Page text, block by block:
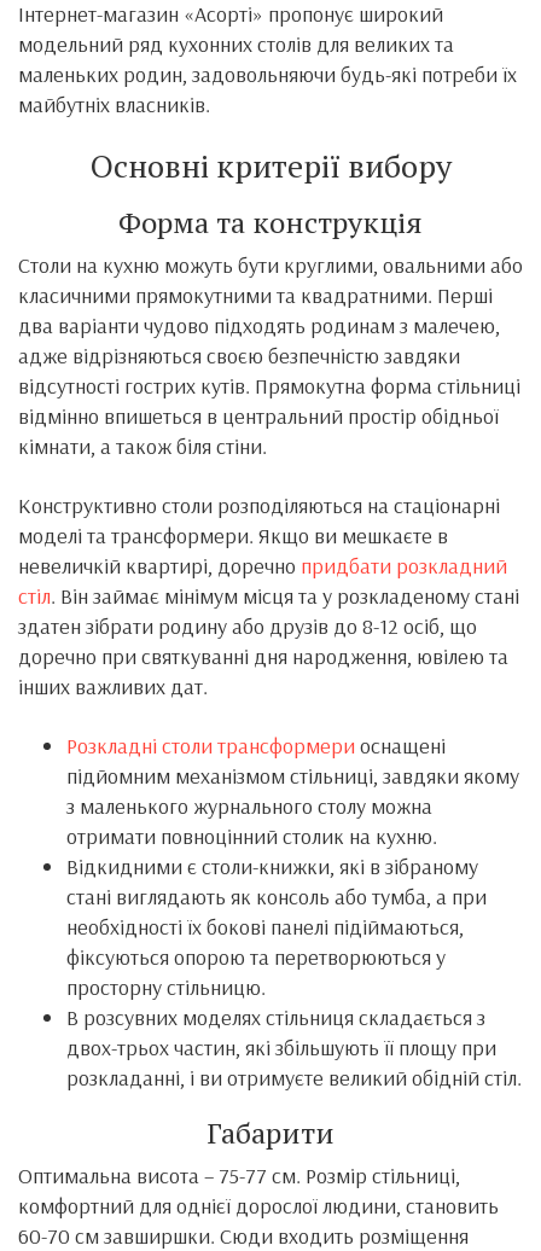
Інтернет-магазин «Асорті» пропонує широкий
модельний ряд кухонних столів для великих та
маленьких родин, задовольняючи будь-які потреби їх
майбутніх власників.
Основні критерії вибору
Форма та конструкція
Столи на кухню можуть бути круглими, овальними або
класичними прямокутними та квадратними. Перші
два варіанти чудово підходять родинам з малечею,
адже відрізняються своєю безпечністю завдяки
відсутності гострих кутів. Прямокутна форма стільниці
відмінно впишеться в центральний простір обідньої
кімнати, а також біля стіни.
Конструктивно столи розподіляються на стаціонарні
моделі та трансформери. Якщо ви мешкаєте в
невеличкій квартирі, доречно придбати розкладний
стіл. Він займає мінімум місця та у розкладеному стані
здатен зібрати родину або друзів до 8-12 осіб, що
доречно при святкуванні дня народження, ювілею та
інших важливих дат.
Розкладні столи трансформери оснащені
підйомним механізмом стільниці, завдяки якому
з маленького журнального столу можна
отримати повноцінний столик на кухню.
Відкидними є столи-книжки, які в зібраному
стані виглядають як консоль або тумба, а при
необхідності їх бокові панелі підіймаються,
фіксуються опорою та перетворюються у
просторну стільницю.
В розсувних моделях стільниця складається з
двох-трьох частин, які збільшують її площу при
розкладанні, і ви отримуєте великий обідній стіл.
Габарити
Оптимальна висота – 75-77 см. Розмір стільниці,
комфортний для однієї дорослої людини, становить
60-70 см завширшки. Сюди входить розміщення